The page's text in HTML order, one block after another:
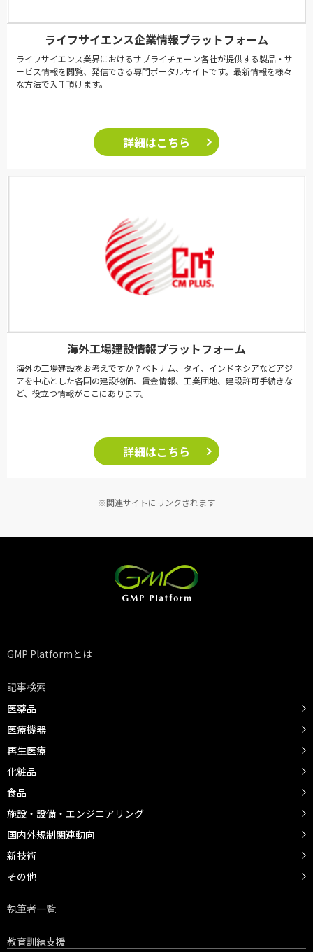
ライフサイエンス企業情報プラットフォーム
ライフサイエンス業界におけるサプライチェーン各社が提供する製品・サ
ービス情報を閲覧、発信できる専門ポータルサイトです。最新情報を様々
な方法で入手頂けます。
詳細はこちら
海外工場建設情報プラットフォーム
海外の工場建設をお考えですか？ベトナム、タイ、インドネシアなどアジ
アを中心とした各国の建設物価、賃金情報、工業団地、建設許可手続きな
ど、役立つ情報がここにあります。
詳細はこちら
※関連サイトにリンクされます
GMP Platformとは
記事検索
医薬品
医療機器
再生医療
化粧品
食品
施設・設備・エンジニアリング
国内外規制関連動向
新技術
その他
執筆者一覧
教育訓練支援